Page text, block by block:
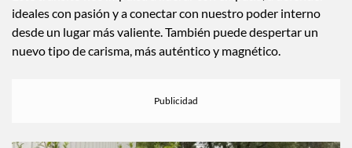
espiritualidad activa. Ya no basta con imaginar, ahora toca
actuar desde el alma.
Este tránsito nos impulsa a liderar con empatía, a defender
desde un lugar más valiente. También puede despertar un